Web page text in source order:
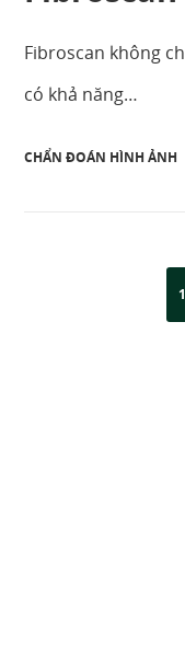
Fibroscan không
có khả năng…
CHẨN ĐOÁN HÌNH ẢNH
1